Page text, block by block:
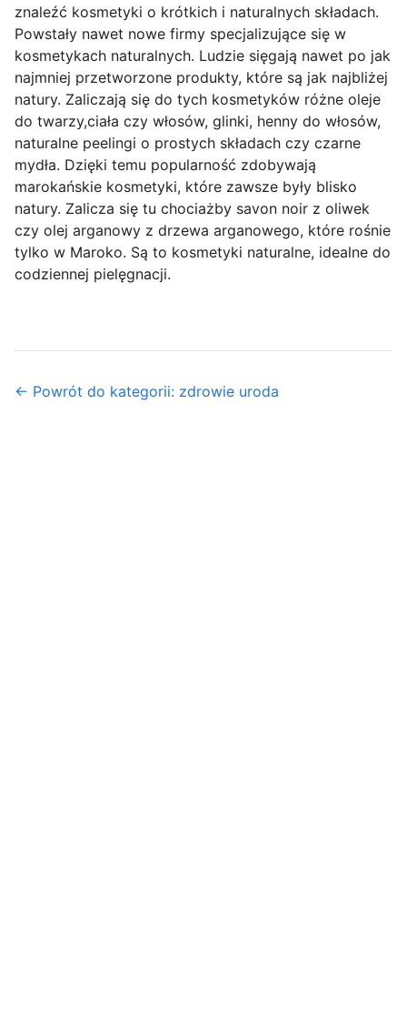
znaleźć kosmetyki o krótkich i naturalnych składach.
Powstały nawet nowe firmy specjalizujące się w
kosmetykach naturalnych. Ludzie sięgają nawet po jak
najmniej przetworzone produkty, które są jak najbliżej
natury. Zaliczają się do tych kosmetyków różne oleje
do twarzy,ciała czy włosów, glinki, henny do włosów,
naturalne peelingi o prostych składach czy czarne
mydła. Dzięki temu popularność zdobywają
marokańskie kosmetyki, które zawsze były blisko
natury. Zalicza się tu chociażby savon noir z oliwek
czy olej arganowy z drzewa arganowego, które rośnie
tylko w Maroko. Są to kosmetyki naturalne, idealne do
codziennej pielęgnacji.
← Powrót do kategorii: zdrowie uroda